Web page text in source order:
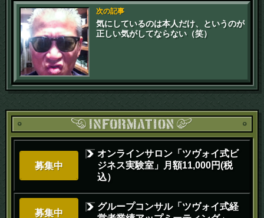
次の記事
気にしているのは本人だけ、というのが
正しい気がしてならない（笑）
募集中
オンラインサロン「ツヴォイ式ビ
ジネス実験室」月額11,000円(税
込）
募集中
グループコンサル「ツヴォイ式経